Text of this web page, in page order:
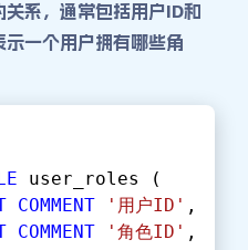
系，通常包括用户ID和
一个用户拥有哪些角
user_roles (
COMMENT '用户ID' ,
COMMENT '角色ID' ,